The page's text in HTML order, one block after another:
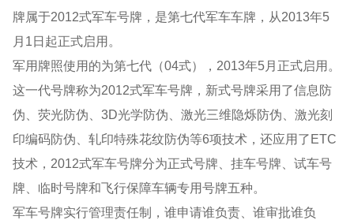
牌属于2012式军车号牌，是第七代军车车牌，从2013年5
月1日起正式启用。
军用牌照使用的为第七代（04式），2013年5月正式启用。
这一代号牌称为2012式军车号牌，新式号牌采用了信息防
伪、荧光防伪、3D光学防伪、激光三维隐烁防伪、激光刻
印编码防伪、轧印特殊花纹防伪等6项技术，还应用了ETC
技术，2012式军车号牌分为正式号牌、挂车号牌、试车号
牌、临时号牌和飞行保障车辆专用号牌五种。
军车号牌实行管理责任制，谁申请谁负责、谁审批谁负